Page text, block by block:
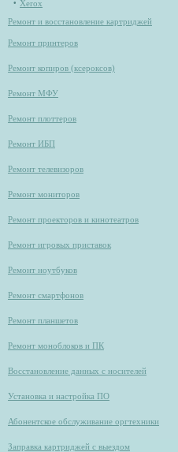
Xerox
Ремонт и восстановление картриджей
Ремонт принтеров
Ремонт копиров (ксероксов)
Ремонт МФУ
Ремонт плоттеров
Ремонт ИБП
Ремонт телевизоров
Ремонт мониторов
Ремонт проекторов и кинотеатров
Ремонт игровых приставок
Ремонт ноутбуков
Ремонт смартфонов
Ремонт планшетов
Ремонт моноблоков и ПК
Восстановление данных с носителей
Установка и настройка ПО
Абонентское обслуживание оргтехники
Заправка картриджей с выездом